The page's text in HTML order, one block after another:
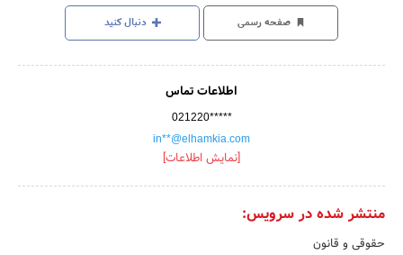
صفحه رسمی دنبال کنید
اطلاعات تماس
021220*****
in**@elhamkia.com
[نمایش اطلاعات]
منتشر شده در سرویس:
حقوقی و قانون